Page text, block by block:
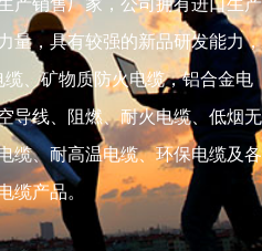
量，具有较强的新品研发能力，
、矿物质防火电缆，铝合金电
导线、阻燃、耐火电缆、低烟无
缆、耐高温电缆、环保电缆及各
缆产品。